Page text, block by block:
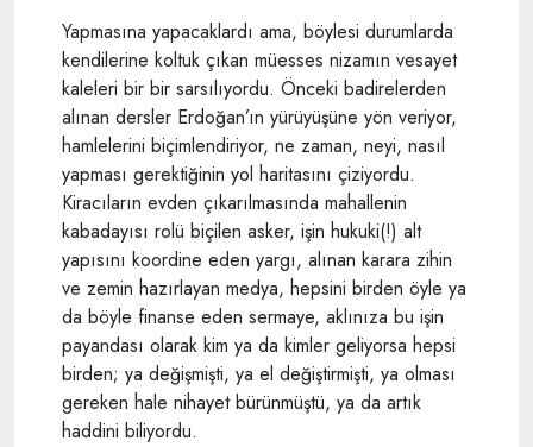
Yapmasına yapacaklardı ama, böylesi durumlarda
kendilerine koltuk çıkan müesses nizamın vesayet
kaleleri bir bir sarsılıyordu. Önceki badirelerden
alınan dersler Erdoğan’ın yürüyüşüne yön veriyor,
hamlelerini biçimlendiriyor, ne zaman, neyi, nasıl
yapması gerektiğinin yol haritasını çiziyordu.
Kiracıların evden çıkarılmasında mahallenin
kabadayısı rolü biçilen asker, işin hukuki(!) alt
yapısını koordine eden yargı, alınan karara zihin
ve zemin hazırlayan medya, hepsini birden öyle ya
da böyle finanse eden sermaye, aklınıza bu işin
payandası olarak kim ya da kimler geliyorsa hepsi
birden; ya değişmişti, ya el değiştirmişti, ya olması
gereken hale nihayet bürünmüştü, ya da artık
haddini biliyordu.